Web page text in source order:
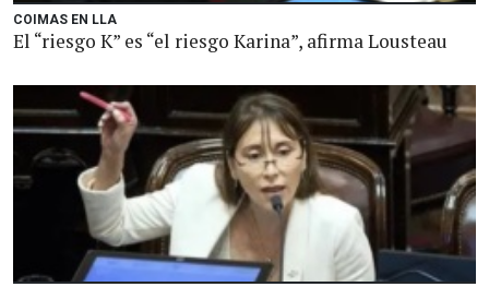
COIMAS EN LLA
El “riesgo K” es “el riesgo Karina”, afirma Lousteau